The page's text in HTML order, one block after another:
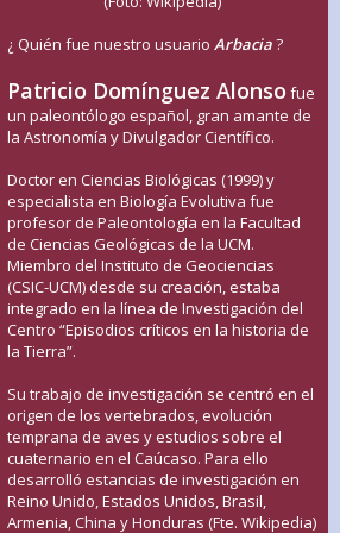
¿ Quién fue nuestro usuario Arbacia?
Patricio Domínguez Alonso fue
un paleontólogo español, gran amante de
la Astronomía y Divulgador Científico.
Doctor en Ciencias Biológicas (1999) y
especialista en Biología Evolutiva fue
profesor de Paleontología en la Facultad
de Ciencias Geológicas de la UCM.
Miembro del Instituto de Geociencias
(CSIC-UCM) desde su creación, estaba
integrado en la línea de Investigación del
Centro “Episodios críticos en la historia de
la Tierra”.
Su trabajo de investigación se centró en el
origen de los vertebrados, evolución
temprana de aves y estudios sobre el
cuaternario en el Caúcaso. Para ello
desarrolló estancias de investigación en
Reino Unido, Estados Unidos, Brasil,
Armenia, China y Honduras (Fte. Wikipedia)